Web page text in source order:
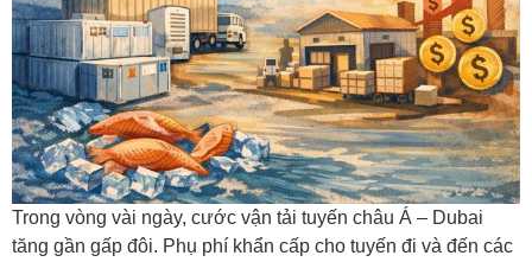
Trong vòng vài ngày, cước vận tải tuyến châu Á – Dubai
tăng gần gấp đôi. Phụ phí khẩn cấp cho tuyến đi và đến các